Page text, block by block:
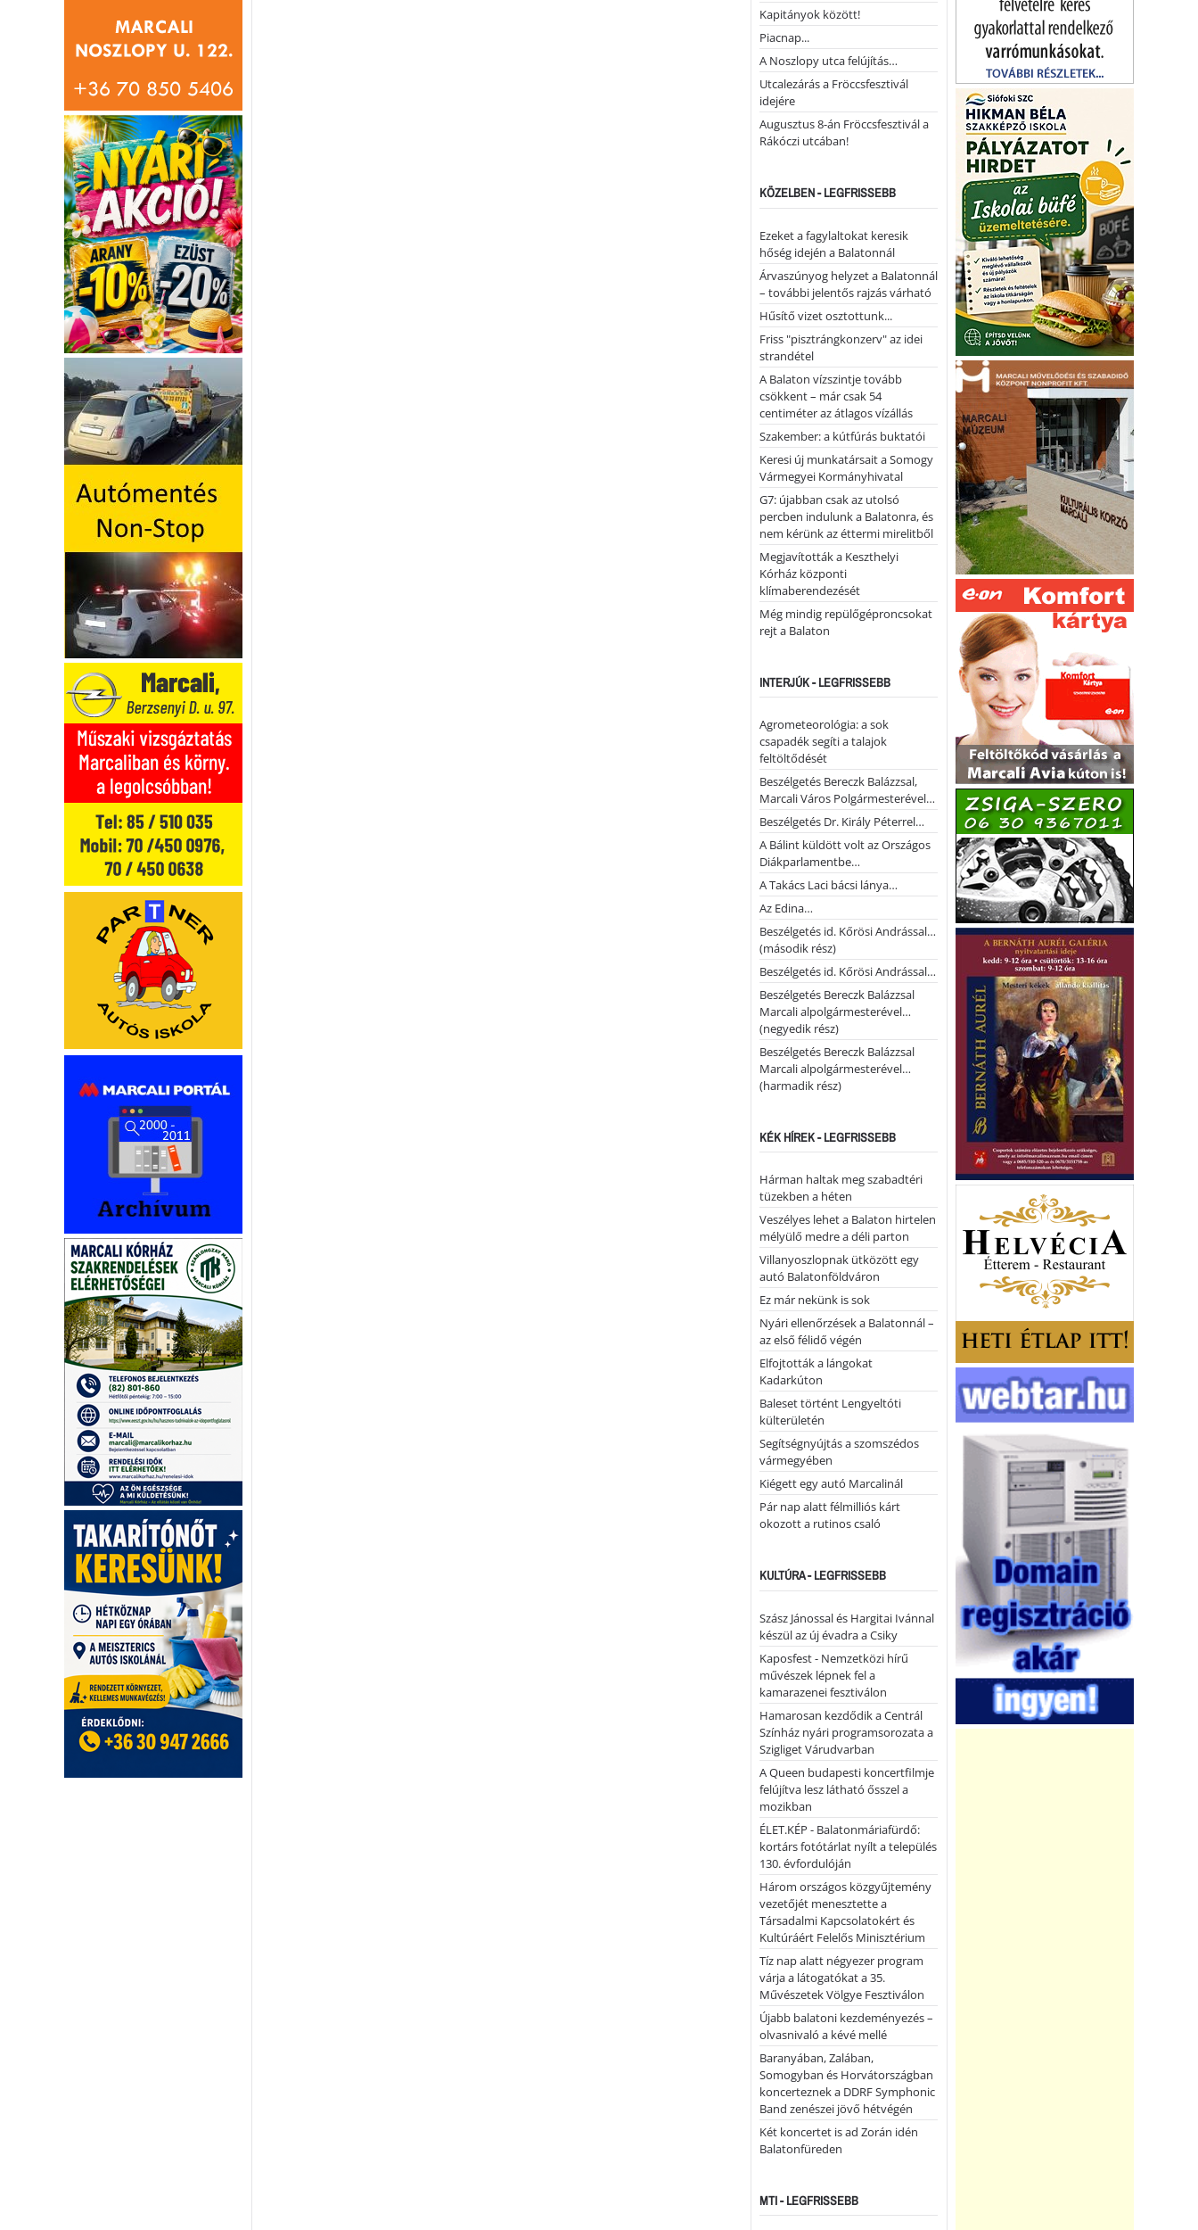
Kapitányok között!
Piacnap...
A Noszlopy utca felújítás…
Utcalezárás a Fröccsfesztivál
idejére
Augusztus 8-án Fröccsfesztivál a
Rákóczi utcában!
KÖZELBEN - LEGFRISSEBB
Ezeket a fagylaltokat keresik
hőség idején a Balatonnál
Árvaszúnyog helyzet a Balatonnál
– további jelentős rajzás várható
Hűsítő vizet osztottunk...
Friss "pisztrángkonzerv" az idei
strandétel
A Balaton vízszintje tovább
csökkent – már csak 54
centiméter az átlagos vízállás
Szakember: a kútfúrás buktatói
Keresi új munkatársait a Somogy
Vármegyei Kormányhivatal
G7: újabban csak az utolsó
percben indulunk a Balatonra, és
nem kérünk az éttermi mirelitből
Megjavították a Keszthelyi
Kórház központi
klímaberendezését
Még mindig repülőgéproncsokat
rejt a Balaton
INTERJÚK - LEGFRISSEBB
Agrometeorológia: a sok
csapadék segíti a talajok
feltöltődését
Beszélgetés Bereczk Balázzsal,
Marcali Város Polgármesterével…
Beszélgetés Dr. Király Péterrel…
A Bálint küldött volt az Országos
Diákparlamentbe…
A Takács Laci bácsi lánya…
Az Edina…
Beszélgetés id. Kőrösi Andrással…
(második rész)
Beszélgetés id. Kőrösi Andrással…
Beszélgetés Bereczk Balázzsal
Marcali alpolgármesterével…
(negyedik rész)
Beszélgetés Bereczk Balázzsal
Marcali alpolgármesterével…
(harmadik rész)
KÉK HÍREK - LEGFRISSEBB
Hárman haltak meg szabadtéri
tüzekben a héten
Veszélyes lehet a Balaton hirtelen
mélyülő medre a déli parton
Villanyoszlopnak ütközött egy
autó Balatonföldváron
Ez már nekünk is sok
Nyári ellenőrzések a Balatonnál –
az első félidő végén
Elfojtották a lángokat
Kadarkúton
Baleset történt Lengyeltóti
külterületén
Segítségnyújtás a szomszédos
vármegyében
Kiégett egy autó Marcalinál
Pár nap alatt félmilliós kárt
okozott a rutinos csaló
KULTÚRA - LEGFRISSEBB
Szász Jánossal és Hargitai Ivánnal
készül az új évadra a Csiky
Kaposfest - Nemzetközi hírű
művészek lépnek fel a
kamarazenei fesztiválon
Hamarosan kezdődik a Centrál
Színház nyári programsorozata a
Szigliget Várudvarban
A Queen budapesti koncertfilmje
felújítva lesz látható ősszel a
mozikban
ÉLET.KÉP - Balatonmáriafürdő:
kortárs fotótárlat nyílt a település
130. évfordulóján
Három országos közgyűjtemény
vezetőjét menesztette a
Társadalmi Kapcsolatokért és
Kultúráért Felelős Minisztérium
Tíz nap alatt négyezer program
várja a látogatókat a 35.
Művészetek Völgye Fesztiválon
Újabb balatoni kezdeményezés –
olvasnivaló a kévé mellé
Baranyában, Zalában,
Somogyban és Horvátországban
koncerteznek a DDRF Symphonic
Band zenészei jövő hétvégén
Két koncertet is ad Zorán idén
Balatonfüreden
MTI - LEGFRISSEBB